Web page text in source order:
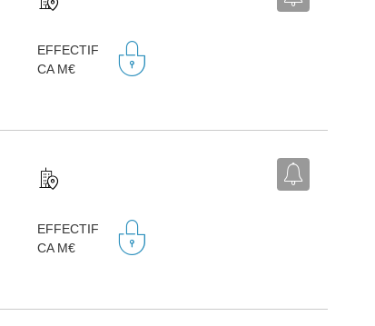
EFFECTIF
CA M€
EFFECTIF
CA M€